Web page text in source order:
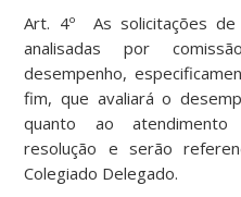
Art. 4º As solicitações de
analisadas por
desempenho,
fim, que avaliará o
quanto ao
resolução e serão
Colegiado Delegado.